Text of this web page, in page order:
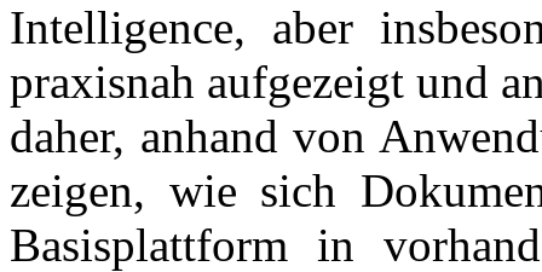
Intelligence, aber
praxisnah aufgezeigt und
daher, anhand von
zeigen, wie sich
Basisplattform in